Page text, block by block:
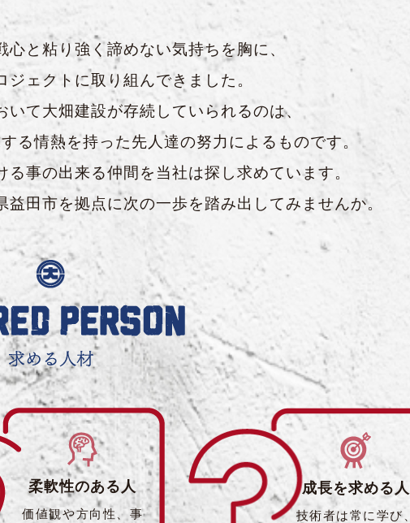
と粘り強く諦めない気持ちを胸に、
ジェクトに取り組んできました。
いて大畑建設が存続していられるのは、
る情熱を持った先人達の努力によるものです。
事の出来る仲間を当社は探し求めています。
田市を拠点に次の一歩を踏み出してみませんか。
柔軟性のある人
価値観や方向性、事
成長を求める人
技術者は常に学び、